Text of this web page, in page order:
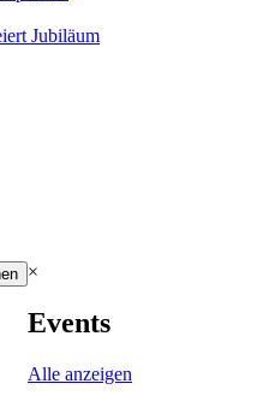
Jubiläum
×
Events
Alle anzeigen